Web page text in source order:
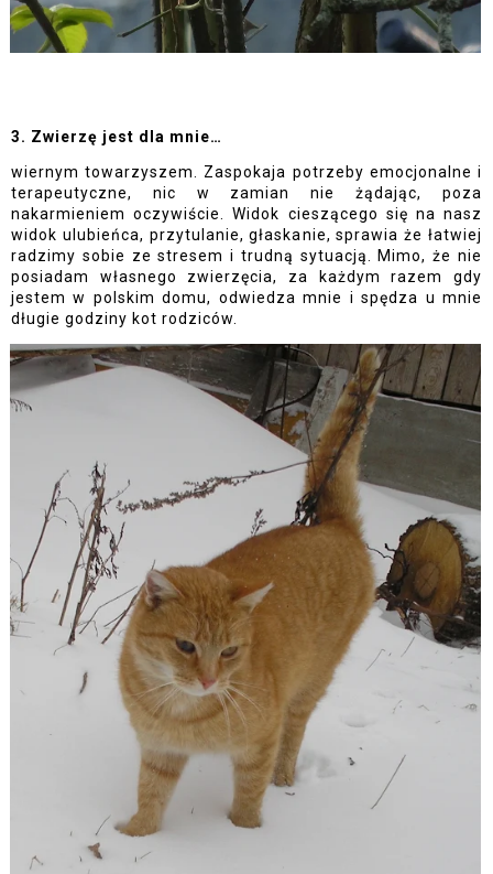
3. Zwierzę jest dla mnie…
wiernym towarzyszem. Zaspokaja potrzeby emocjonalne i
terapeutyczne, nic w zamian nie żądając, poza
nakarmieniem oczywiście. Widok cieszącego się na nasz
widok ulubieńca, przytulanie, głaskanie, sprawia że łatwiej
radzimy sobie ze stresem i trudną sytuacją. Mimo, że nie
posiadam własnego zwierzęcia, za każdym razem gdy
jestem w polskim domu, odwiedza mnie i spędza u mnie
długie godziny kot rodziców.